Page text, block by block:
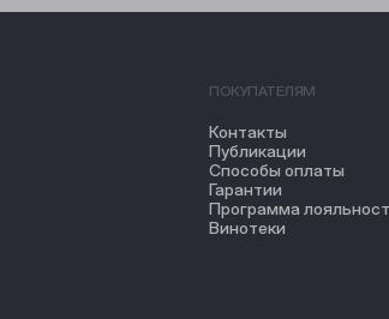
ПОКУПАТЕЛЯМ
Контакты
Публикации
Способы оплаты
Гарантии
Программа
Винотеки